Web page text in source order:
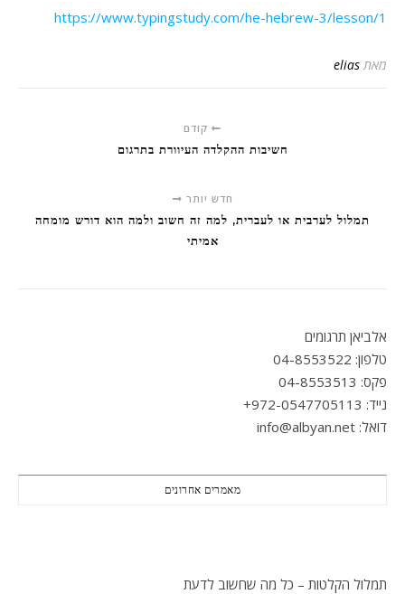
https://www.typingstudy.com/he-hebrew-3/lesson/1
מאתelias
קודם
חשיבות ההקלדה העיוורת בתרגום
חדש יותר
תמלול לערבית או לעברית, למה זה חשוב ולמה הוא דורש מומחה
אמיתי
אלביאן תרגומים
טלפון: 04-8553522
פקס: 04-8553513
נייד: 972-0547705113+
דואל: info@albyan.net
מאמרים אחרונים
תמלול הקלטות – כל מה שחשוב לדעת